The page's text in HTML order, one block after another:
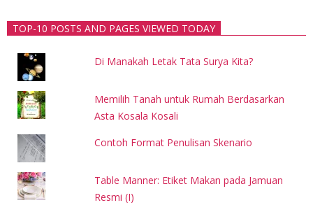
TOP-10 POSTS AND PAGES VIEWED TODAY
Di Manakah Letak Tata Surya Kita?
Memilih Tanah untuk Rumah Berdasarkan
Asta Kosala Kosali
Contoh Format Penulisan Skenario
Table Manner: Etiket Makan pada Jamuan
Resmi (I)